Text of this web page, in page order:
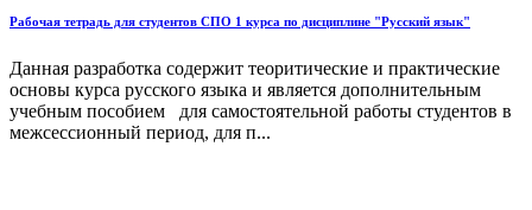
Рабочая тетрадь для студентов СПО 1 курса по дисциплине "Русский язык"
Данная разработка содержит теоритические и практические
основы курса русского языка и является дополнительным
учебным пособием для самостоятельной работы студентов в
межсессионный период, для п...